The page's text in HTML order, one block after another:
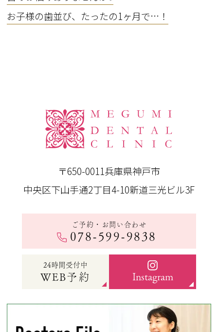
お子様の歯並び、たったの1ヶ月で…！
〒650-0011兵庫県神戸市
中央区下山手通2丁目4-10新道三光ビル3F
ご予約・お問い合わせ
078-599-9838
24時間受付中
WEB予約 Instagram